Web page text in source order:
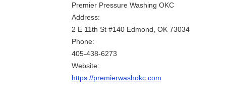
Premier Pressure Washing OKC
Address:
2 E 11th St #140 Edmond, OK 73034
Phone:
405-438-6273
Website:
https://premierwashokc.com